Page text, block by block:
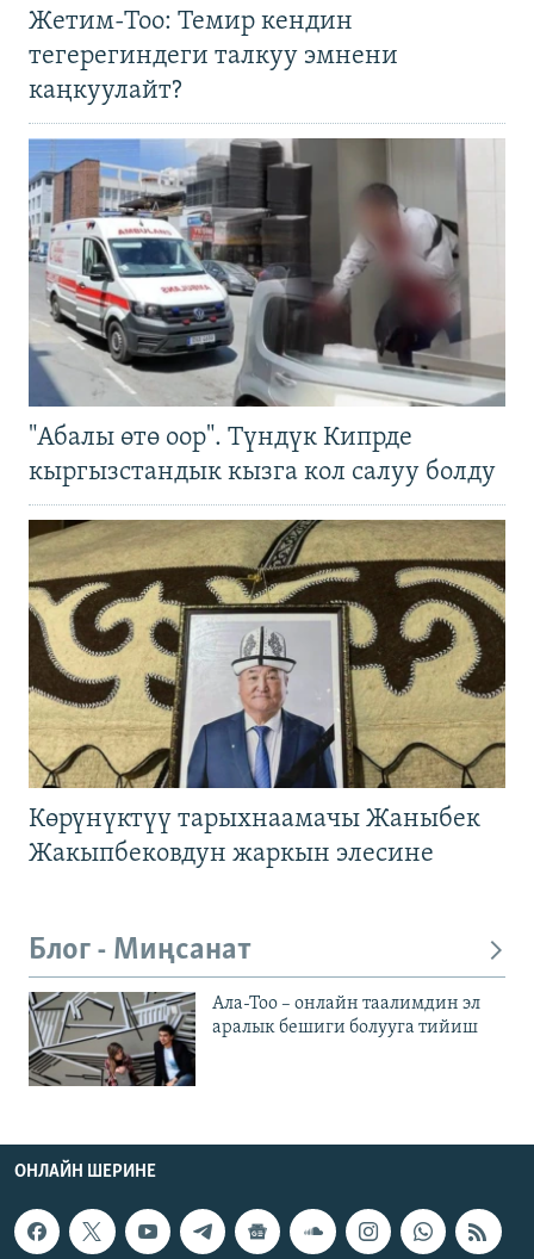
Жетим-Тоо: Темир кендин
тегерегиндеги талкуу эмнени
каңкуулайт?
"Абалы өтө оор". Түндүк Кипрде
кыргызстандык кызга кол салуу болду
Көрүнүктүү тарыхнаамачы Жаныбек
Жакыпбековдун жаркын элесине
Блог - Миңсанат
Ала-Тоо – онлайн таалимдин эл
аралык бешиги болууга тийиш
ОНЛАЙН ШЕРИНЕ